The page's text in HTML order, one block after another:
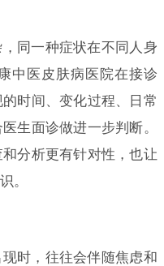
同一种症状在不同人身
中医皮肤病医院在接诊
时间、变化过程、日常
生面诊做进一步判断。
分析更有针对性，也让
。
时，往往会伴随焦虑和